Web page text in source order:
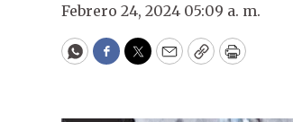
Febrero 24, 2024 05:09 a. m.
WhatsApp
Facebook
Twitter
EmailCopyPrint